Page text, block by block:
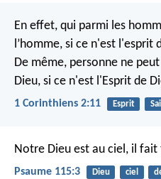
En effet, qui parmi les
l’homme, si ce n'est l'esprit
De même, personne ne
Dieu, si ce n'est l'Esprit de
1 Corinthiens 2:11 Esprit
Notre Dieu est au ciel, il fait
Psaume 115:3 Dieu ciel